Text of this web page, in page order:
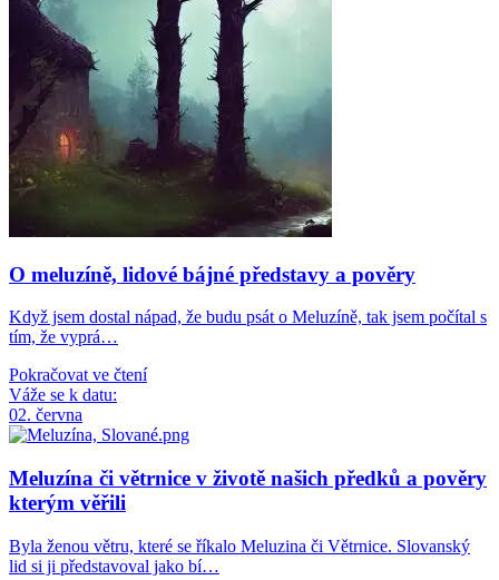
O meluzíně, lidové bájné představy a pověry
Když jsem dostal nápad, že budu psát o Meluzíně, tak jsem počítal s
tím, že vyprá…
Pokračovat ve čtení
Váže se k datu:
02. června
Meluzína či větrnice v životě našich předků a pověry
kterým věřili
Byla ženou větru, které se říkalo Meluzina či Větrnice. Slovanský
lid si ji představoval jako bí…